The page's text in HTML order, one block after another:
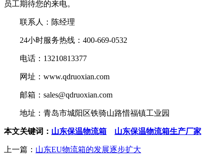
员工期待您的来电。
联系人：陈经理
24小时服务热线：400-669-0532
电话：13210813377
网址：www.qdruoxian.com
邮箱：sales@qdruoxian.com
地址：青岛市城阳区铁骑山路惜福镇工业园
本文关键词： 山东保温物流箱 山东保温物流箱生产厂家
上一篇： 山东EU物流箱的发展逐步扩大